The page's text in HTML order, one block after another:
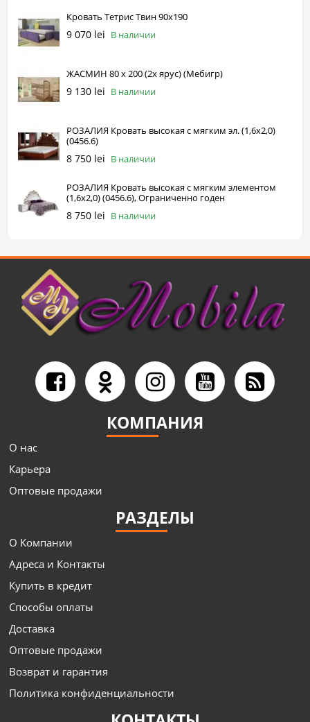
Кровать Тетрис Твин 90х190
9 070 lei В наличии
ЖАСМИН 80 х 200 (2х ярус) (Mебигр)
9 130 lei В наличии
РОЗАЛИЯ Кровать высокая с мягким эл. (1,6х2,0)
(0456.6)
8 750 lei В наличии
РОЗАЛИЯ Кровать высокая с мягким элементом
(1,6х2,0) (0456.6), Ограниченно годен
8 750 lei В наличии
КОМПАНИЯ
О нас
Карьера
Оптовые продажи
РАЗДЕЛЫ
О Компании
Адреса и Контакты
Купить в кредит
Способы оплаты
Доставка
Оптовые продажи
Возврат и гарантия
Политика конфиденциальности